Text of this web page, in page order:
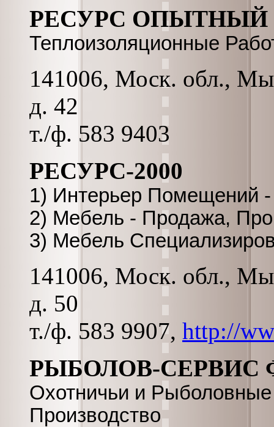
РЕСУРС ОПЫТНЫЙ
Теплоизоляционные
141006, Моск. обл.,
д. 42
т./ф. 583 9403
РЕСУРС-2000
1) Интерьер Помещений -
2) Мебель - Продажа,
3) Мебель
141006, Моск. обл.,
д. 50
т./ф. 583 9907, http://
РЫБОЛОВ-СЕРВИС
Охотничьи и
Производство